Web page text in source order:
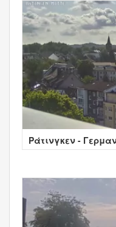
Ράτινγκεν -